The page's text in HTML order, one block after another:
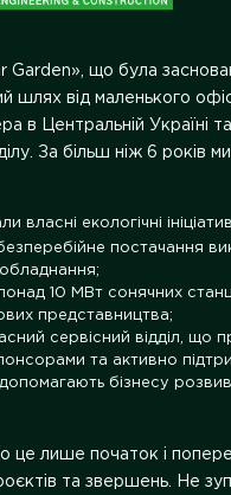
Garden», що була
шлях від маленького
в Центральній Україні
За більш ніж 6 років
власні екологічні
постачання
10 МВт сонячних
представництва;
сервісний відділ, що
та активно
допомагають бізнесу
це лише початок і
та звершень. Не